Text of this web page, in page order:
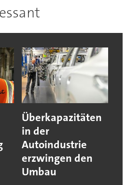
Überkapazitäten
in der
Autoindustrie
erzwingen den
Umbau